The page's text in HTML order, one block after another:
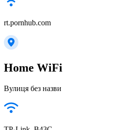
rt.pornhub.com
Home WiFi
Вулиця без назви